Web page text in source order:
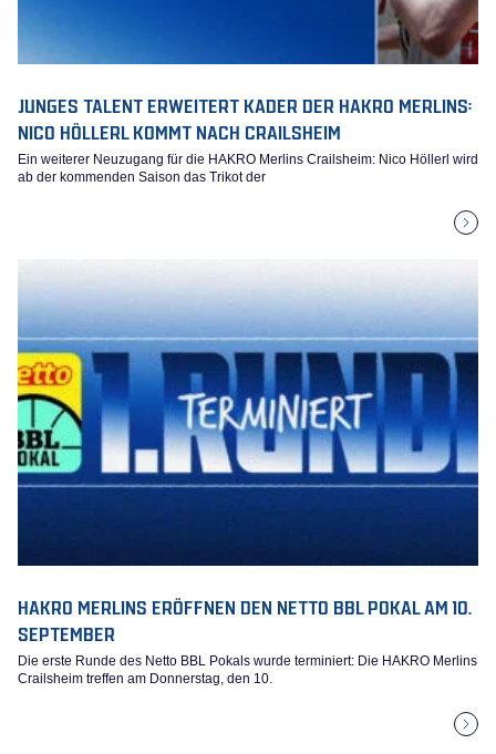
JUNGES TALENT ERWEITERT KADER DER HAKRO MERLINS:
NICO HÖLLERL KOMMT NACH CRAILSHEIM
Ein weiterer Neuzugang für die HAKRO Merlins Crailsheim: Nico Höllerl wird
ab der kommenden Saison das Trikot der
HAKRO MERLINS ERÖFFNEN DEN NETTO BBL POKAL AM 10.
SEPTEMBER
Die erste Runde des Netto BBL Pokals wurde terminiert: Die HAKRO Merlins
Crailsheim treffen am Donnerstag, den 10.